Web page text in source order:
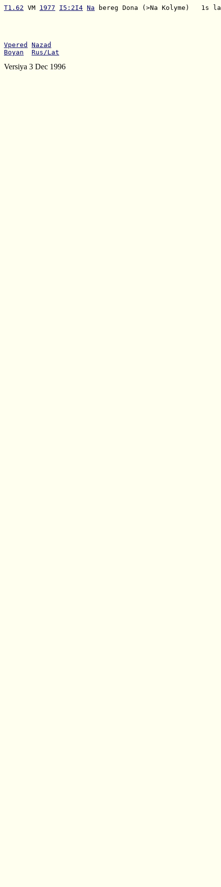
T1.62 VM 1977 I5:2I4 Na bereg Dona (>Na Kolyme)   1s
Vpered
Nazad
Boyan
Rus/Lat
Versiya 3 Dec 1996